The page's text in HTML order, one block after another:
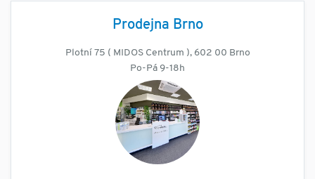
Prodejna Brno
Plotní 75 ( MIDOS Centrum ), 602 00 Brno
Po-Pá 9-18h